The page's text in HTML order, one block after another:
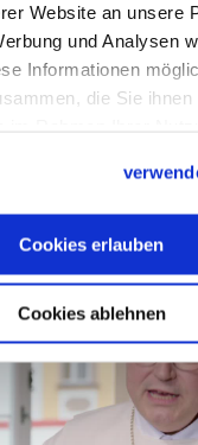
Website an unsere
und Analysen
Informationen
die Sie ihnen
Cookies erlauben
Cookies ablehnen
08.12.2024